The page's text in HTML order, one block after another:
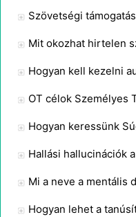
Szövetségi
Mit okozhat hirtelen
Hogyan kell kezelni
OT célok Személyes
Hogyan keressünk
Hallási hallucinációk
Mi a neve a mentális
Hogyan lehet a